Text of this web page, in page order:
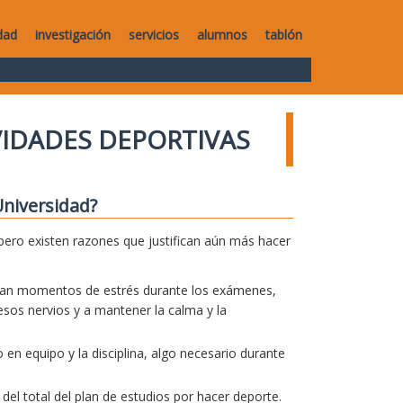
investigación servicios alumnos tablón
DEPORTIVAS
existen razones que justifican aún más hacer
momentos de estrés durante los exámenes,
nervios y a mantener la calma y la
equipo y la disciplina, algo necesario durante
total del plan de estudios por hacer deporte.